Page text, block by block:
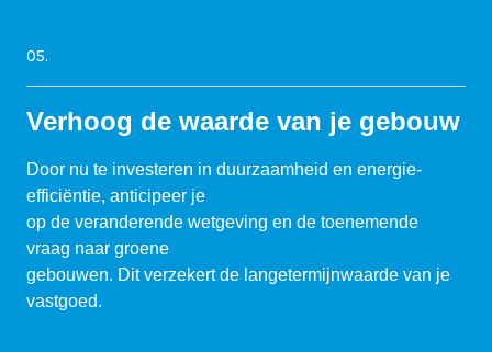
05.
Verhoog de waarde van je gebouw
Door nu te investeren in duurzaamheid en energie-
efficiëntie, anticipeer je
op de veranderende wetgeving en de toenemende
vraag naar groene
gebouwen. Dit verzekert de langetermijnwaarde van je
vastgoed.